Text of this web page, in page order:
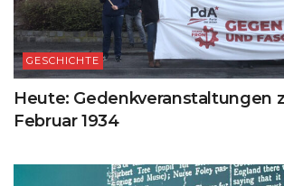
GESCHICHTE
Heute: Gedenkveranstaltungen
Februar 1934